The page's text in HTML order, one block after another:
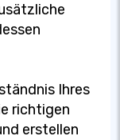
Ihres
richtigen
erstellen